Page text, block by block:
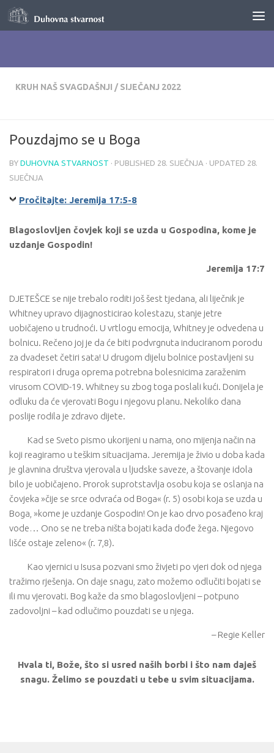
Skip to content
KRUH NAŠ SVAGDAŠNJI / SIJEČANJ 2022
Pouzdajmo se u Boga
BY DUHOVNA STVARNOST · PUBLISHED 28. SIJEČNJA · UPDATED 28.
SIJEČNJA
Pročitajte: Jeremija 17:5-8
Blagoslovljen čovjek koji se uzda u Gospodina, kome je
uzdanje Gospodin!
Jeremija 17:7
DJETEŠCE se nije trebalo roditi još šest tjedana, ali liječnik je
Whitney upravo dijagnosticirao kolestazu, stanje jetre
uobičajeno u trudnoći. U vrtlogu emocija, Whitney je odvedena u
bolnicu. Rečeno joj je da će biti podvrgnuta induciranom porodu
za dvadeset četiri sata! U drugom dijelu bolnice postavljeni su
respiratori i druga oprema potrebna bolesnicima zaraženim
virusom COVID-19. Whitney su zbog toga poslali kući. Donijela je
odluku da će vjerovati Bogu i njegovu planu. Nekoliko dana
poslije rodila je zdravo dijete.
Kad se Sveto pismo ukorijeni u nama, ono mijenja način na
koji reagiramo u teškim situacijama. Jeremija je živio u doba kada
je glavnina društva vjerovala u ljudske saveze, a štovanje idola
bilo je uobičajeno. Prorok suprotstavlja osobu koja se oslanja na
čovjeka »čije se srce odvraća od Boga« (r. 5) osobi koja se uzda u
Boga, »kome je uzdanje Gospodin! On je kao drvo posađeno kraj
vode… Ono se ne treba ništa bojati kada dođe žega. Njegovo
lišće ostaje zeleno« (r. 7,8).
Kao vjernici u Isusa pozvani smo živjeti po vjeri dok od njega
tražimo rješenja. On daje snagu, zato možemo odlučiti bojati se
ili mu vjerovati. Bog kaže da smo blagoslovljeni – potpuno
zadovoljni – kad odlučimo pouzdati se u njega.
– Regie Keller
Hvala ti, Bože, što si usred naših borbi i što nam daješ
snagu. Želimo se pouzdati u tebe u svim situacijama.